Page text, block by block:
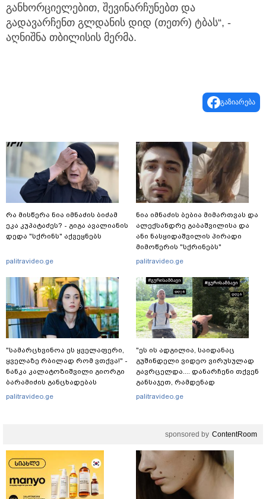
განხორციელებით, შევინარჩუნებთ და
გადავარჩენთ გლდანის დიდ (თეთრ) ტბას“, -
აღნიშნა თბილისის მერმა.
გაზიარება
რა მისწერა ნია იმნაძის ბიძამ
ეკა კუპატაძეს? - გიგა ავალიანის
დედა "სქრინს" აქვეყნებს
palitravideo.ge
"სა­მარ­ცხვი­ნოა ეს ყვე­ლა­ფე­რი,
ყვე­ლა­ზე რბი­ლად რომ ვთქვა!" -
ნანკა კალატოზიშვილი გიორგი
ბარამიძის განცხადებას
ეხმაურება
palitravideo.ge
ნია იმნაძის ბებია მიმართვას და
ალექსანდრე გაბაშვილისა და
ანი ნასყიდაშვილის პირადი
მიმოწერის "სქრინებს"
ავრცელებს
palitravideo.ge
"ეს ის ადგილია, საიდანაც
გუშინდელი ვიდეო ვირუსულად
გავრცელდა.... დანარჩენი თქვენ
განსაჯეთ, რამდენად
შესაძლებელია აქ ადამიანის
გურამ დადიანიძე გაუჩინარდა?
palitravideo.ge
sponsored by ContentRoom